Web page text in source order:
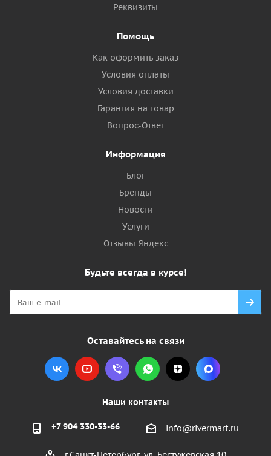
Реквизиты
Помощь
Как оформить заказ
Условия оплаты
Условия доставки
Гарантия на товар
Вопрос-Ответ
Информация
Блог
Бренды
Новости
Услуги
Отзывы Яндекс
Будьте всегда в курсе!
Оставайтесь на связи
Наши контакты
+7 904 330-33-66 info@rivermart.ru